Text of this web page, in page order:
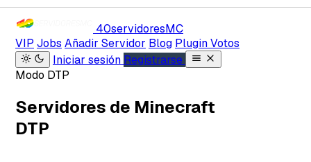
40servidoresMC
VIP Jobs Añadir Servidor Blog Plugin Votos
Iniciar sesión Registrarse
Modo DTP
Servidores de Minecraft
DTP